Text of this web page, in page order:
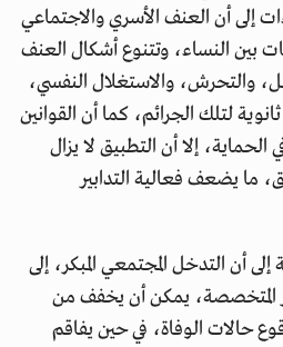
إلى أن العنف الأسري والاجتماعي
بين النساء، وتتنوع أشكال العنف
والتحرش، والاستغلال النفسي،
لتلك الجرائم، كما أن القوانين
إلا أن التطبيق لا يزال
ما يضعف فعالية التدابير
أن التدخل المجتمعي المبكر، إلى
المتخصصة، يمكن أن يخفف من
حالات الوفاة، في حين يفاقم